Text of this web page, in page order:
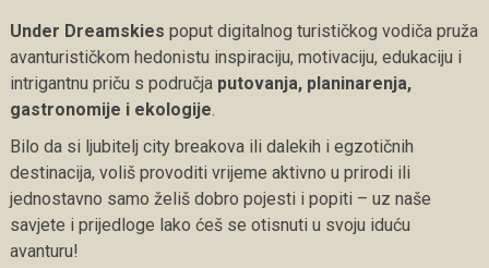
Under Dreamskies poput digitalnog turističkog vodiča pruža
avanturističkom hedonistu inspiraciju, motivaciju, edukaciju i
intrigantnu priču s područja putovanja, planinarenja,
gastronomije i ekologije.
Bilo da si ljubitelj city breakova ili dalekih i egzotičnih
destinacija, voliš provoditi vrijeme aktivno u prirodi ili
jednostavno samo želiš dobro pojesti i popiti – uz naše
savjete i prijedloge lako ćeš se otisnuti u svoju iduću
avanturu!